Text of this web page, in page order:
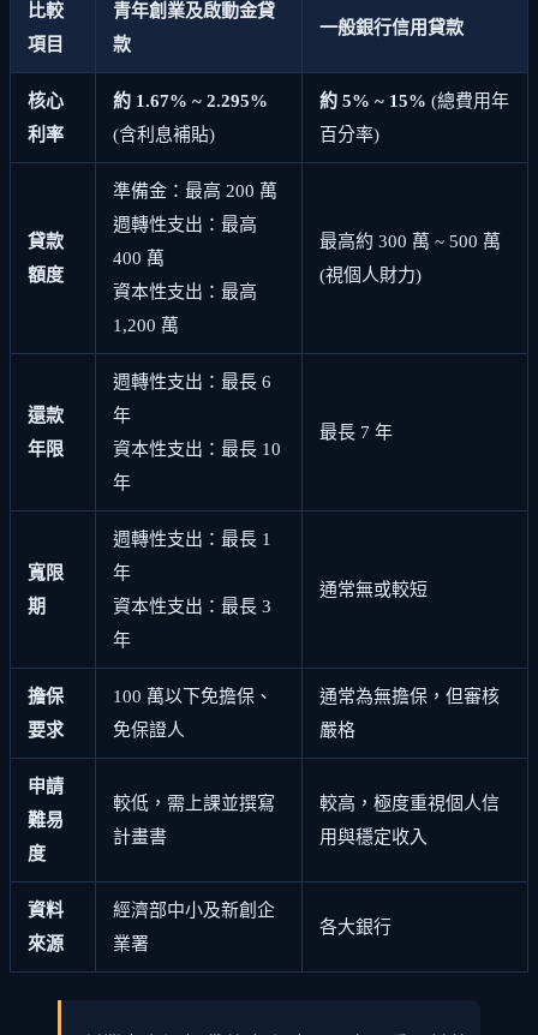
比較
項目
青年創業及啟動金貸
款
一般銀行信用貸款
核心
利率
約 1.67% ~ 2.295%
(含利息補貼)
約 5% ~ 15% (總費用年
百分率)
貸款
額度
準備金：最高 200 萬
週轉性支出：最高
400 萬
資本性支出：最高
1,200 萬
最高約 300 萬 ~ 500 萬
(視個人財力)
還款
年限
週轉性支出：最長 6
年
資本性支出：最長 10
年
最長 7 年
寬限
期
週轉性支出：最長 1
年
資本性支出：最長 3
年
通常無或較短
擔保
要求
100 萬以下免擔保、
免保證人
通常為無擔保，但審核
嚴格
申請
難易
度
較低，需上課並撰寫
計畫書
較高，極度重視個人信
用與穩定收入
資料
來源
經濟部中小及新創企
業署
各大銀行